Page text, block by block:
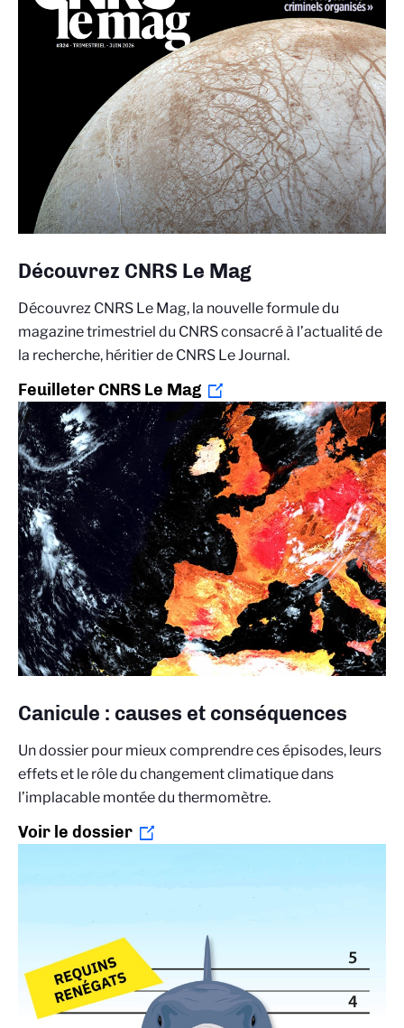
Découvrez CNRS Le Mag
Découvrez CNRS Le Mag, la nouvelle formule du
magazine trimestriel du CNRS consacré à l’actualité de
la recherche, héritier de CNRS Le Journal.
Feuilleter CNRS Le Mag
Canicule : causes et conséquences
Un dossier pour mieux comprendre ces épisodes, leurs
effets et le rôle du changement climatique dans
l’implacable montée du thermomètre.
Voir le dossier